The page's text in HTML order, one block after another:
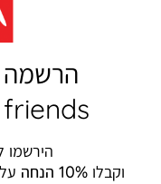
הרשמה
הירשמו
וקבלו 10% הנחה